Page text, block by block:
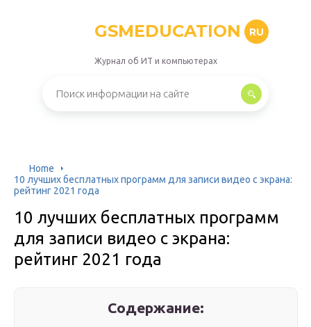
GSMEDUCATION RU
Журнал об ИТ и компьютерах
Home
10 лучших бесплатных программ для записи видео с экрана:
рейтинг 2021 года
10 лучших бесплатных программ
для записи видео с экрана:
рейтинг 2021 года
Содержание: